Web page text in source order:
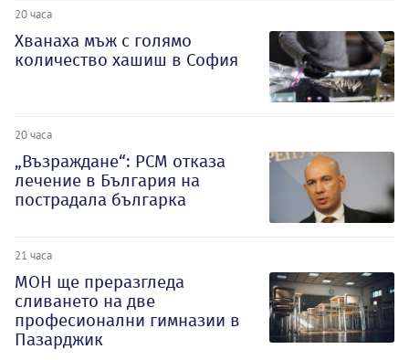
20 часа
Хванаха мъж с голямо
количество хашиш в София
20 часа
„Възраждане“: РСМ отказа
лечение в България на
пострадала българка
21 часа
МОН ще преразгледа
сливането на две
професионални гимназии в
Пазарджик